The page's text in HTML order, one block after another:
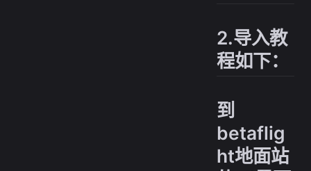
2.导入教
程如下：
到
betaflig
ht地面站